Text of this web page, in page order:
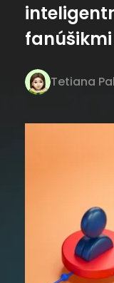
fanúšikmi
Tetiana